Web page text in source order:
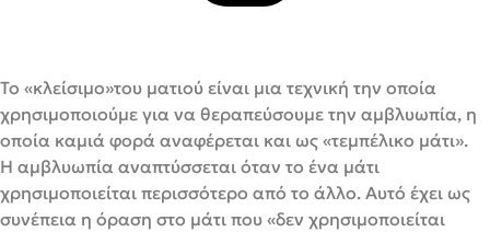
Το «κλείσιμο»του ματιού είναι μια τεχνική την οποία
χρησιμοποιούμε για να θεραπεύσουμε την αμβλυωπία, η
οποία καμιά φορά αναφέρεται και ως «τεμπέλικο μάτι».
Η αμβλυωπία αναπτύσσεται όταν το ένα μάτι
χρησιμοποιείται περισσότερο από το άλλο. Αυτό έχει ως
συνέπεια η όραση στο μάτι που «δεν χρησιμοποιείται